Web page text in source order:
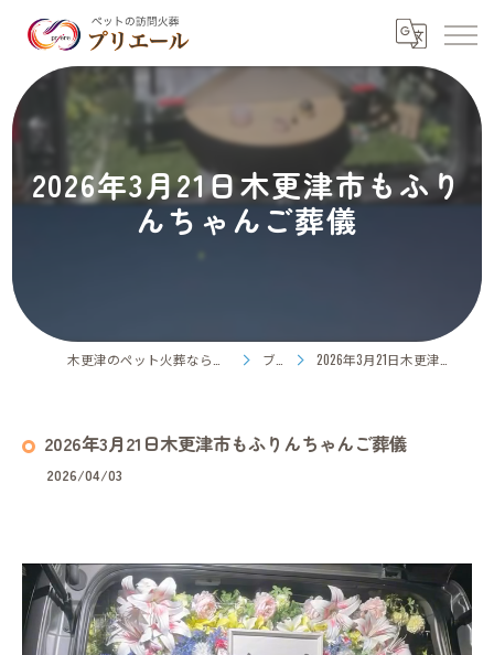
2026年3月21日木更津市もふり
んちゃんご葬儀
ブログ 2026年3月21日木更津市もふりんちゃんご葬儀
2026年3月21日木更津市もふりんちゃんご葬儀
2026/04/03